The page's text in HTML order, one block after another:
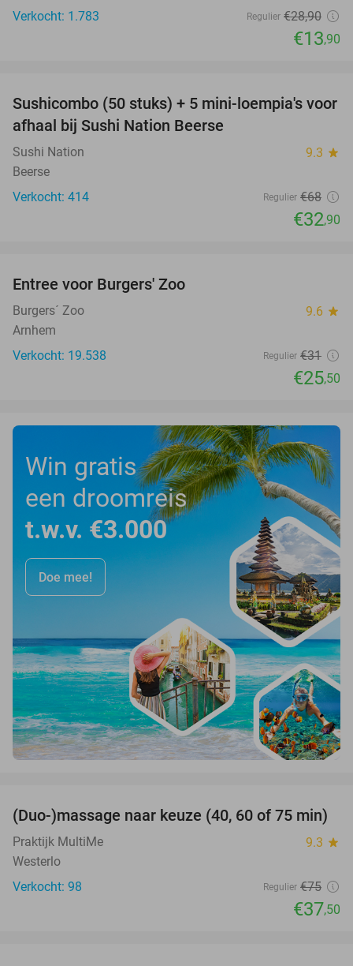
Verkocht: 1.783
Regulier €28,90
€13,90
52%
Sushicombo (50 stuks) + 5 mini-loempia's voor
afhaal bij Sushi Nation Beerse
Sushi Nation 9.3 star
Beerse
Verkocht: 414
Regulier €68
€32,90
Entree voor Burgers' Zoo
Burgers´ Zoo 9.6 star
Arnhem
Verkocht: 19.538
Regulier €31
€25,50
Win gratis
een droomreis
t.w.v. €3.000
Doe mee!
50%
(Duo-)massage naar keuze (40, 60 of 75 min)
Praktijk MultiMe 9.3 star
Westerlo
Verkocht: 98
Regulier €75
€37,50